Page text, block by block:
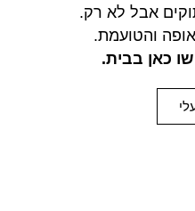
אבל לא רק.
והטועמת.
כאן בבית.